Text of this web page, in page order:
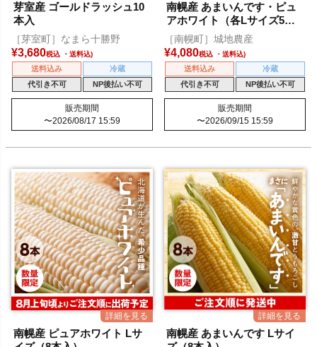
芽室産 ゴールドラッシュ10
本入
［芽室町］なまら十勝野
¥3,680税込
送料込み
冷蔵
代引き不可
NP後払い不可
販売期間
〜2026/08/17 15:59
南幌産 あまいんです・ピュ
アホワイト（各Lサイズ5本
入）
［南幌町］城地農産
¥4,080税込
送料込み
冷蔵
代引き不可
NP後払い不可
販売期間
〜2026/09/15 15:59
南幌産 ピュアホワイト Lサ
南幌産 あまいんです Lサイ